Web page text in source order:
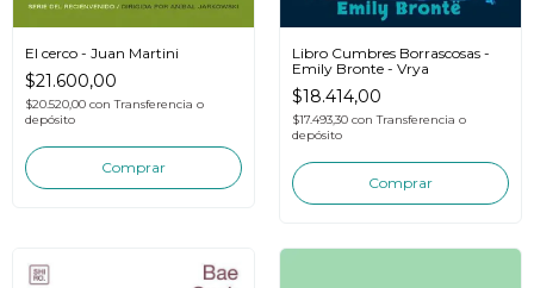
El cerco - Juan Martini
$21.600,00
$20.520,00 con Transferencia o
depósito
Libro Cumbres Borrascosas -
Emily Bronte - Vrya
$18.414,00
$17.493,30 con Transferencia o
depósito